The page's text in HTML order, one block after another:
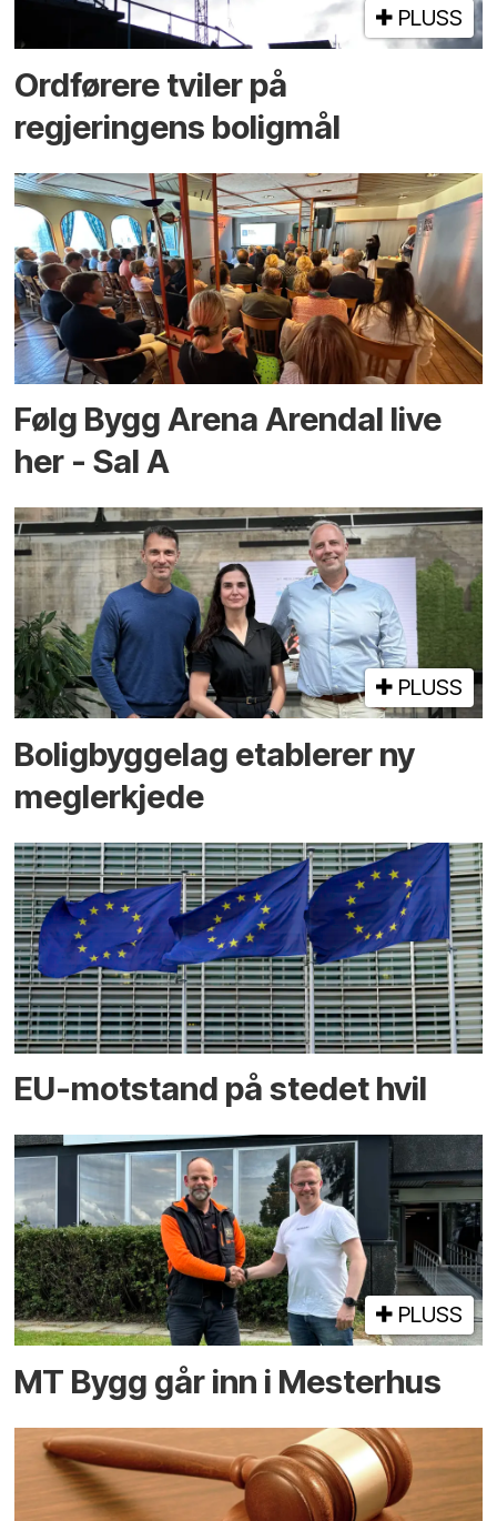
PLUSS
Ordførere tviler på
regjeringens boligmål
Følg Bygg Arena Arendal live
her - Sal A
PLUSS
Boligbyggelag etablerer ny
megler­kjede
EU-motstand på stedet hvil
PLUSS
MT Bygg går inn i Mesterhus